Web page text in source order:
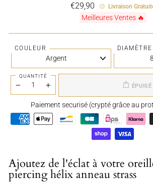
€29,90
Prix
régulier
Livraison
Meilleures Ventes 🔥
COULEUR
QUANTITÉ
+
ÉPUISÉ
Paiement securisé (crypté grâce au
Ajoutez de l'éclat à votre
piercing hélix anneau strass